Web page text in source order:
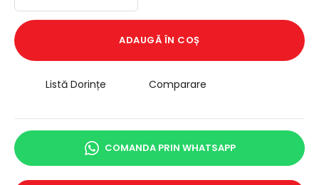
ADAUGĂ ÎN COȘ
Listă Dorințe Comparare
COMANDA PRIN WHATSAPP